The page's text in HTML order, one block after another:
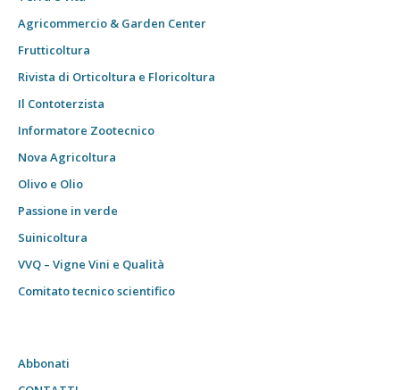
Agricommercio & Garden Center
Frutticoltura
Rivista di Orticoltura e Floricoltura
Il Contoterzista
Informatore Zootecnico
Nova Agricoltura
Olivo e Olio
Passione in verde
Suinicoltura
VVQ – Vigne Vini e Qualità
Comitato tecnico scientifico
Abbonati